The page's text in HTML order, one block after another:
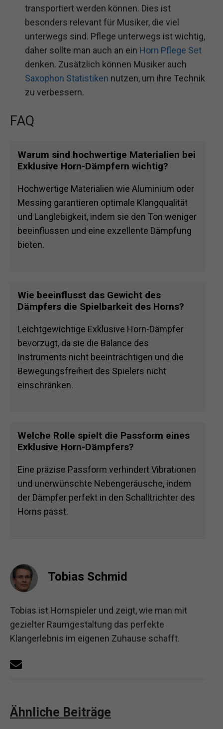
transportiert werden können. Dies ist
besonders relevant für Musiker, die viel
unterwegs sind. Pflege unterwegs ist wichtig,
daher sollte man auch an ein Horn Pflege Set
denken. Zusätzlich können Musiker auch
Saxophon Statistiken nutzen, um ihre Technik
zu verbessern.
FAQ
Warum sind hochwertige Materialien bei
Exklusive Horn-Dämpfern wichtig?
Hochwertige Materialien wie Aluminium oder
Messing garantieren optimale Klangqualität
und Langlebigkeit, indem sie den Ton weniger
beeinflussen und eine exzellente Dämpfung
bieten.
Wie beeinflusst das Gewicht des
Dämpfers die Spielbarkeit des Horns?
Leichtgewichtige Exklusive Horn-Dämpfer
bevorzugt, da sie die Balance des
Instruments nicht beeinträchtigen und die
Bewegungsfreiheit des Spielers nicht
einschränken.
Welche Rolle spielt die Passform eines
Exklusive Horn-Dämpfers?
Eine präzise Passform verhindert Vibrationen
und unerwünschte Nebengeräusche, indem
der Dämpfer perfekt in den Schalltrichter des
Horns passt.
Tobias Schmid
Tobias ist Hornspieler und zeigt, wie man mit
gezielter Raumgestaltung das perfekte
Klangerlebnis im eigenen Zuhause schafft.
Ähnliche Beiträge